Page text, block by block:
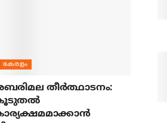
കേരളം
തീര്‍ത്ഥാടനം: